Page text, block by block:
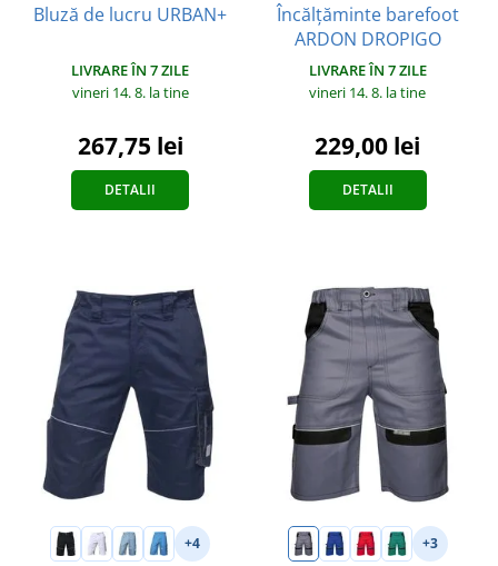
Bluză de lucru URBAN+
LIVRARE ÎN 7 ZILE
vineri 14. 8. la tine
267,75 lei
DETALII
Încălțăminte barefoot
ARDON DROPIGO
LIVRARE ÎN 7 ZILE
vineri 14. 8. la tine
229,00 lei
DETALII
+4 +3